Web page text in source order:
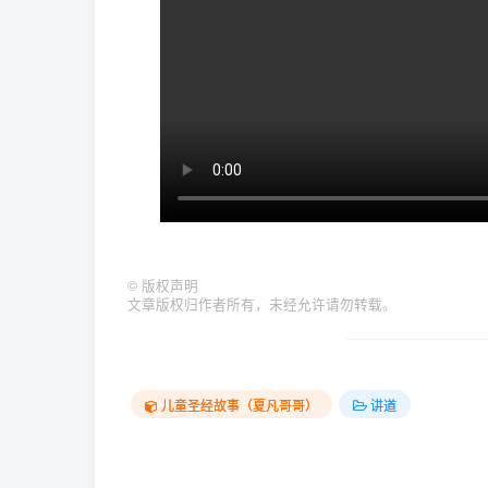
© 版权声明
文章版权归作者所有，未经允许请勿转载。
儿童圣经故事（夏凡哥哥） 讲道